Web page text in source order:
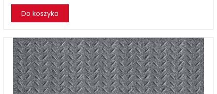
Do koszyka